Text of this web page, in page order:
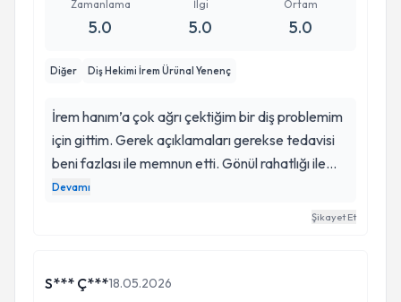
Zamanlama
5.0
İlgi
5.0
Ortam
5.0
Diğer Diş Hekimi İrem Ürünal Yenenç
İrem hanım’a çok ağrı çektiğim bir diş problemim
için gittim. Gerek açıklamaları gerekse tedavisi
beni fazlası ile memnun etti. Gönül rahatlığı ile
güvenerek başvurabileceğiniz bir hekim. Bu
kadar bilgili ve ilgili bir hekime denk geldiğimiz için
Devamı
Şikayet Et
S*** Ç***18.05.2026